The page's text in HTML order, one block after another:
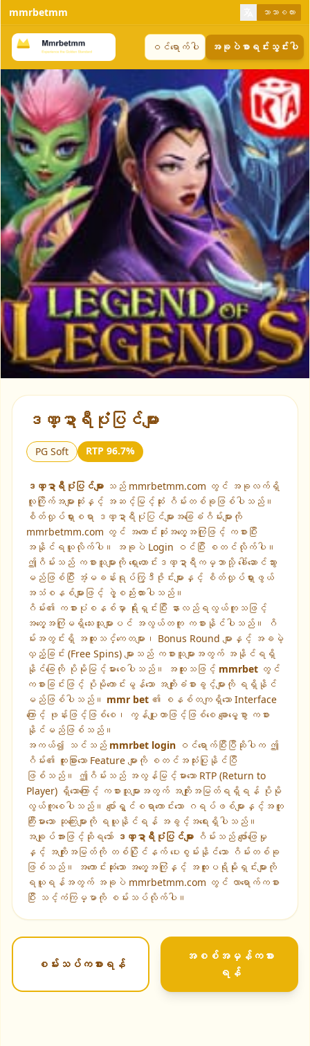
mmrbetmm ဘာသာစကား
ဝင်ရောက်ပါ အခုပဲစာရင်းသွင်းပါ
▶ ဒဏ္ဍာရီပုံပြင်များ
PG Soft RTP 96.7%
ဒဏ္ဍာရီပုံပြင်များ သည် mmrbetmm.com တွင် အခုလက်ရှိ
လူကြိုက်အများဆုံးနှင့် အဆင့်မြင့်ဆုံး ဂိမ်းတစ်ခုဖြစ်ပါသည်။
စိတ်လှုပ်ရှားစရာ ဒဏ္ဍာရီပုံပြင်များအခြေခံဂိမ်းများကို
mmrbetmm.com တွင် အကောင်းဆုံးအတွေ့အကြုံဖြင့် ကစားပြီး
အနိုင်ရယူလိုက်ပါ။ အခုပဲ Login ဝင်ပြီး စတင်လိုက်ပါ။
ဤဂိမ်းသည် ကစားသူများကို ရှေးဟောင်းဒဏ္ဍာရီကမ္ဘာသို့ ခေါ်ဆောင်သွား
မည်ဖြစ်ပြီး အံ့မခန်းရုပ်ကြွဒီဇိုင်းများနှင့် စိတ်လှုပ်ရှားဖွယ်
အသံစနစ်များဖြင့် ဖွဲ့စည်းထားပါသည်။
ဂိမ်း၏ ကစားပုံစနစ်မှာ ရိုးရှင်းပြီး နားလည်ရလွယ်ကူသဖြင့်
အတွေ့အကြုံမရှိသေးသူများပင် အလွယ်တကူ ကစားနိုင်ပါသည်။ ဂိ
မ်းအတွင်းရှိ အထူးသင်္ကေတများ၊ Bonus Round များနှင့် အခမဲ့
လှည့်ခြင်း (Free Spins) များသည် ကစားသူများအတွက် အနိုင်ရရှိ
နိုင်ခြေကို ပိုမိုမြင့်မားစေပါသည်။ အထူးသဖြင့် mmrbet တွင်
ကစားခြင်းဖြင့် ပိုမိုကောင်းမွန်သော အကျိုးခံစားခွင့်များကို ရရှိနိုင်
မည်ဖြစ်ပါသည်။ mmr bet ၏ စနစ်တကျရှိသော Interface
ကြောင့် ဖုန်းဖြင့်ဖြစ်စေ၊ ကွန်ပျူတာဖြင့်ဖြစ်စေ ချောမွေ့စွာ ကစား
နိုင်မည်ဖြစ်သည်။
အကယ်၍ သင်သည် mmrbet login ဝင်ရောက်ပြီးပြီဆိုပါက ဤ
ဂိမ်း၏ ထူးခြားသော Feature များကို စတင်အသုံးပြုနိုင်ပြီ
ဖြစ်သည်။ ဤဂိမ်းသည် အလွန်မြင့်မားသော RTP (Return to
Player) ရှိသောကြောင့် ကစားသူများအတွက် အကျိုးအမြတ်ရရှိရန် ပိုမို
လွယ်ကူစေပါသည်။ ပျော်ရွှင်စရာကောင်းသော ဂရပ်ဖစ်များနှင့်အတူ
ကြီးမားသော ဆုကြေးများကို ရယူနိုင်ရန် အခွင့်အရေးရှိပါသည်။
အချုပ်အားဖြင့်ဆိုရသော် ဒဏ္ဍာရီပုံပြင်များ ဂိမ်းသည် ဖျော်ဖြေမှု
နှင့် အကျိုးအမြတ်ကို တစ်ပြိုင်နက် ပေးစွမ်းနိုင်သော ဂိမ်းတစ်ခု
ဖြစ်သည်။ အကောင်းဆုံးသော အတွေ့အကြုံနှင့် အထူးပရိုမိုးရှင်းများကို
ရယူရန်အတွက် အခုပဲ mmrbetmm.com တွင် လာရောက်ကစား
ပြီး သင့်ကံကြမ္မာကို စမ်းသပ်လိုက်ပါ။
စမ်းသပ်ကစားရန်
အစစ်အမှန်ကစား
ရန်